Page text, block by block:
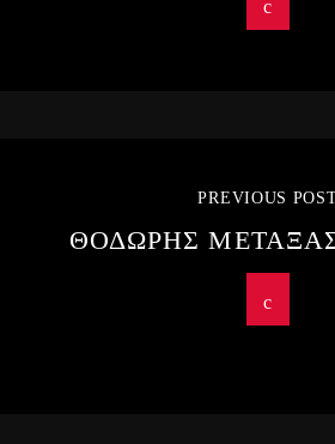
PREVIOUS
ΘΟΔΩΡΗΣ